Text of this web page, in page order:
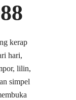
kerap
hari,
lilin,
simpel